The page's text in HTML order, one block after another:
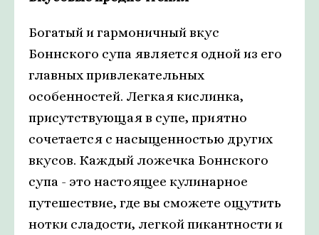
Богатый и гармоничный вкус
Боннского супа является одной из его
главных привлекательных
особенностей. Легкая кислинка,
присутствующая в супе, приятно
сочетается с насыщенностью других
вкусов. Каждый ложечка Боннского
супа - это настоящее кулинарное
путешествие, где вы сможете ощутить
нотки сладости, легкой пикантности и